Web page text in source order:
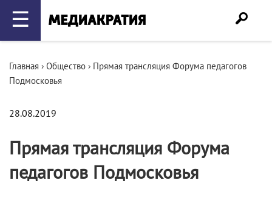
☰
Главная › Общество › Прямая трансляция Форума педагогов
Подмосковья
28.08.2019
Прямая трансляция Форума
педагогов Подмосковья